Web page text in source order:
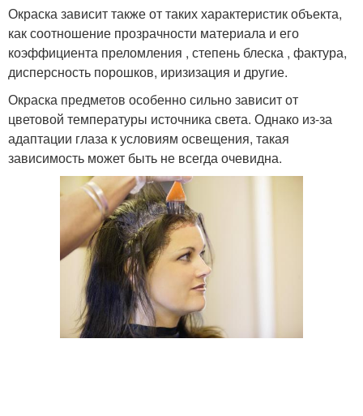
Окраска зависит также от таких характеристик объекта,
как соотношение прозрачности материала и его
коэффициента преломления , степень блеска , фактура,
дисперсность порошков, иризизация и другие.
Окраска предметов особенно сильно зависит от
цветовой температуры источника света. Однако из-за
адаптации глаза к условиям освещения, такая
зависимость может быть не всегда очевидна.